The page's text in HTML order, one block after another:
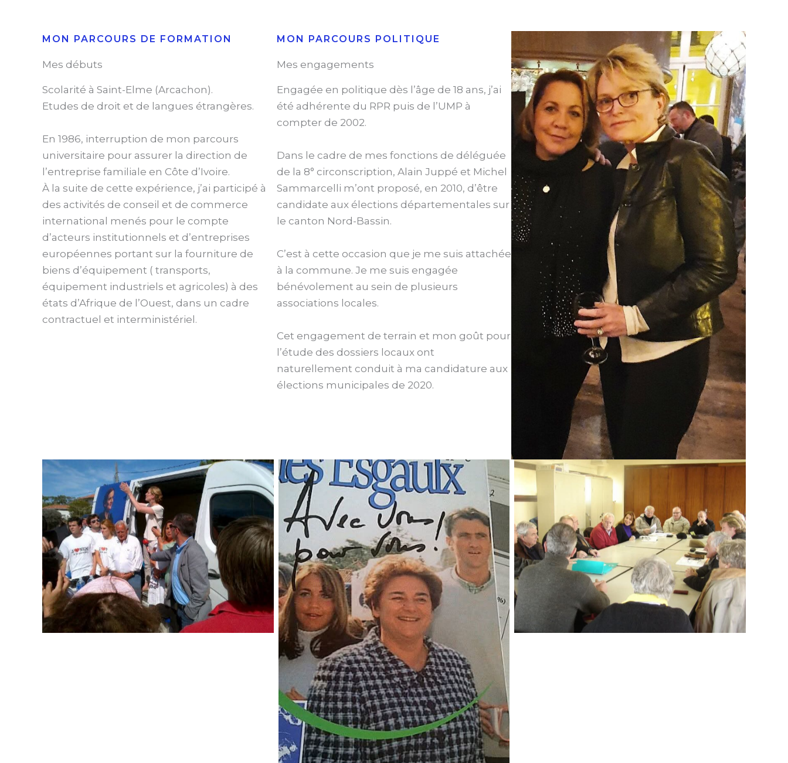
MON PARCOURS DE FORMATION
Mes débuts
Scolarité à Saint-Elme (Arcachon).
Etudes de droit et de langues étrangères.
En 1986, interruption de mon parcours
universitaire pour assurer la direction de
l’entreprise familiale en Côte d’Ivoire.
À la suite de cette expérience, j’ai participé à
des activités de conseil et de commerce
international menés pour le compte
d’acteurs institutionnels et d’entreprises
européennes portant sur la fourniture de
biens d’équipement ( transports,
équipement industriels et agricoles) à des
états d’Afrique de l’Ouest, dans un cadre
contractuel et interministériel.
MON PARCOURS POLITIQUE
Mes engagements
Engagée en politique dès l’âge de 18 ans, j’ai
été adhérente du RPR puis de l’UMP à
compter de 2002.
Dans le cadre de mes fonctions de déléguée
de la 8° circonscription, Alain Juppé et Michel
Sammarcelli m’ont proposé, en 2010, d’être
candidate aux élections départementales sur
le canton Nord-Bassin.
C’est à cette occasion que je me suis attachée
à la commune. Je me suis engagée
bénévolement au sein de plusieurs
associations locales.
Cet engagement de terrain et mon goût pour
l’étude des dossiers locaux ont
naturellement conduit à ma candidature aux
élections municipales de 2020.